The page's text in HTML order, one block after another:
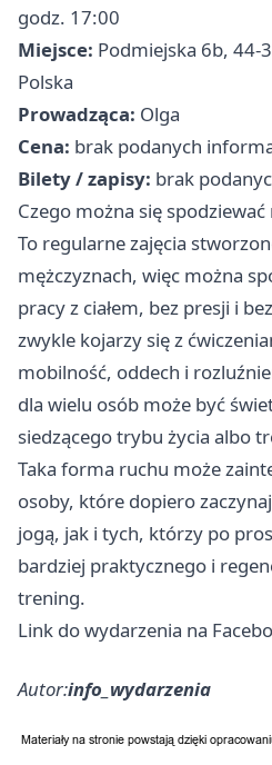
godz. 17:00
Miejsce: Podmiejska 6b, 44-
Polska
Prowadząca: Olga
Cena: brak podanych
Bilety / zapisy: brak
Czego można się spodziewać
To regularne zajęcia
mężczyznach, więc można
pracy z ciałem, bez presji i
zwykle kojarzy się z
mobilność, oddech i
dla wielu osób może być
siedzącego trybu życia albo
Taka forma ruchu może
osoby, które dopiero
jogą, jak i tych, którzy po
bardziej praktycznego i
trening.
Link do wydarzenia na
Autor:info_wydarzenia